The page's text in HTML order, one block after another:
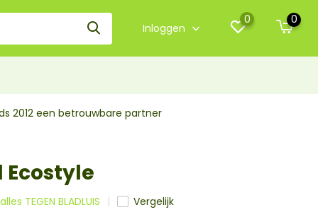
Inloggen
0 0
2012 een betrouwbare partner
TEGEN BLADLUIS Vergelijk